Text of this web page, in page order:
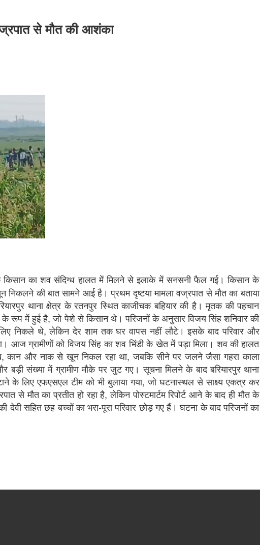
से मौत की आशंका
का शव संदिग्ध हालत में मिलने से इलाके में सनसनी फैल गई। किसान के
की बात सामने आई है। प्रथम दृष्टया मामला वज्रपात से मौत का बताया
थाना क्षेत्र के रतनपुर स्थित काजीचक बहियार की है। मृतक की पहचान
के रूप में हुई है, जो पेशे से किसान थे। परिजनों के अनुसार विजय सिंह शनिवार की
निकले थे, लेकिन देर शाम तक घर वापस नहीं लौटे। इसके बाद परिवार और
आज ग्रामीणों को विजय सिंह का शव भिंडी के खेत में पड़ा मिला। शव की हालत
और नाक से खून निकल रहा था, जबकि सीने पर जलने जैसा गहरा काला
बड़ी संख्या में ग्रामीण मौके पर जुट गए। सूचना मिलने के बाद बरियारपुर थाना
के लिए एफएसएल टीम को भी बुलाया गया, जो घटनास्थल से साक्ष्य एकत्र कर
से मौत का प्रतीत हो रहा है, लेकिन पोस्टमार्टम रिपोर्ट आने के बाद ही मौत के
सहित छह बच्चों का भरा-पूरा परिवार छोड़ गए हैं। घटना के बाद परिजनों का